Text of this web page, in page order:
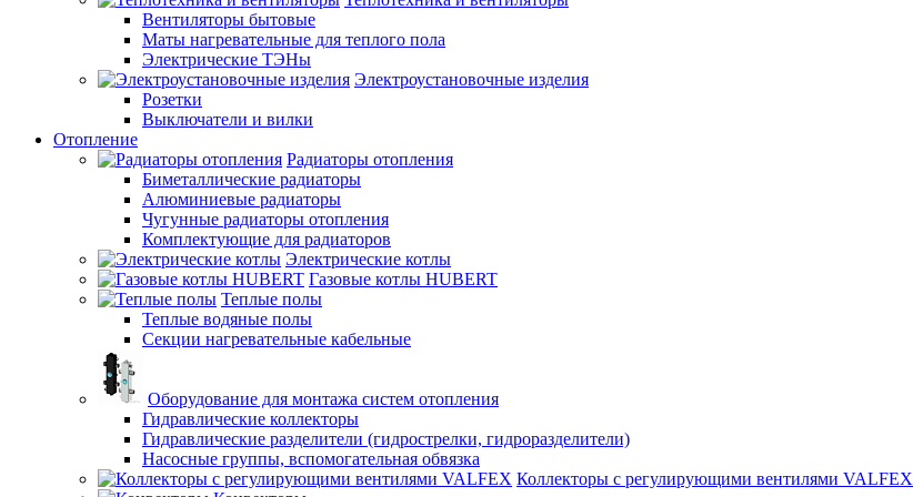
Вентиляторы бытовые
Маты нагревательные для теплого пола
Электрические ТЭНы
Электроустановочные изделия
Розетки
Выключатели и вилки
Отопление
Радиаторы отопления
Биметаллические радиаторы
Алюминиевые радиаторы
Чугунные радиаторы отопления
Комплектующие для радиаторов
Электрические котлы
Газовые котлы HUBERT
Теплые полы
Теплые водяные полы
Секции нагревательные кабельные
Оборудование для монтажа систем отопления
Гидравлические коллекторы
Гидравлические разделители (гидрострелки, гидроразделители)
Насосные группы, вспомогательная обвязка
Коллекторы с регулирующими вентилями VALFEX